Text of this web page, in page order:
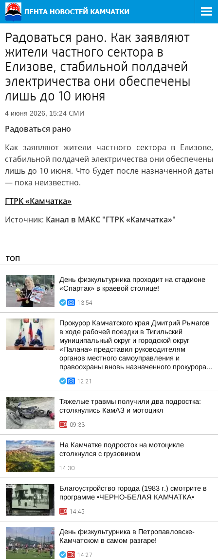
Радоваться рано. Как заявляют
жители частного сектора в
Елизове, стабильной полдачей
электричества они обеспечены
лишь до 10 июня
4 июня 2026, 15:24 СМИ
Радоваться рано
Как заявляют жители частного сектора в Елизове,
стабильной полдачей электричества они обеспечены
лишь до 10 июня. Что будет после назначенной даты
— пока неизвестно.
ГТРК «Камчатка»
Источник: Канал в МАКС "ГТРК «Камчатка»"
ТОП
День физкультурника проходит на стадионе
«Спартак» в краевой столице!
13:54
Прокурор Камчатского края Дмитрий Рычагов
в ходе рабочей поездки в Тигильский
муниципальный округ и городской округ
«Палана» представил руководителям
органов местного самоуправления и
правоохраны вновь назначенного прокурора...
12:21
Тяжелые травмы получили два подростка:
столкнулись КамАЗ и мотоцикл
09:33
На Камчатке подросток на мотоцикле
столкнулся с грузовиком
14:30
Благоустройство города (1983 г.) смотрите в
программе •ЧЕРНО-БЕЛАЯ КАМЧАТКА•
14:45
День физкультурника в Петропавловске-
Камчатском в самом разгаре!
14:27